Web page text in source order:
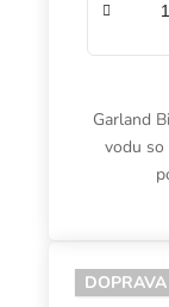
Garland
vodu so